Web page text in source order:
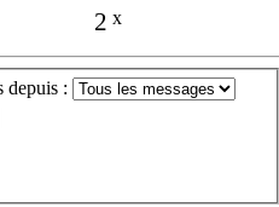
2 x
depuis :